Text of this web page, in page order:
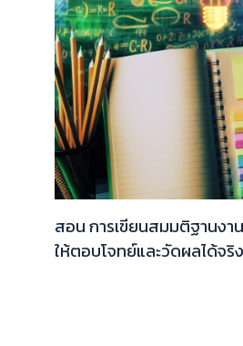
สอน การเขียนสมมติฐานงา
ให้ตอบโจทย์และวัดผลได้จริง